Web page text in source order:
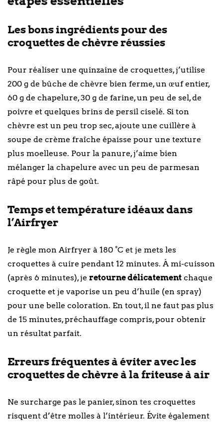
Les bons ingrédients pour des
croquettes de chèvre réussies
Pour réaliser une quinzaine de croquettes, j’utilise
200 g de bûche de chèvre bien ferme, un œuf entier,
60 g de chapelure, 30 g de farine, un peu de sel, de
poivre et quelques brins de persil ciselé. Si ton
chèvre est un peu trop sec, ajoute une cuillère à
soupe de crème fraîche épaisse pour une texture
plus moelleuse. Pour la panure, j’aime bien
mélanger la chapelure avec un peu de parmesan
râpé pour plus de goût.
Temps et température idéaux dans
l’Airfryer
Je règle mon Airfryer à 180 °C et je mets les
croquettes à cuire pendant 12 minutes. À mi-cuisson
(après 6 minutes), je retourne délicatement chaque
croquette et je vaporise un peu d’huile (en spray)
pour une belle coloration. En tout, il ne faut pas plus
de 15 minutes, préchauffage compris, pour obtenir
un résultat parfait.
Erreurs fréquentes à éviter avec les
croquettes de chèvre à la friteuse à air
Ne surcharge pas le panier, sinon tes croquettes
risquent d’être molles à l’intérieur. Évite également